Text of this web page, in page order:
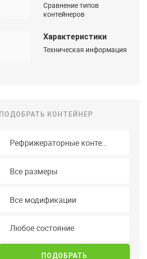
Сравнение типов
контейнеров
Характеристики
Техническая информация
ПОДОБРАТЬ КОНТЕЙНЕР
Все размеры
Все модификации
Любое состояние